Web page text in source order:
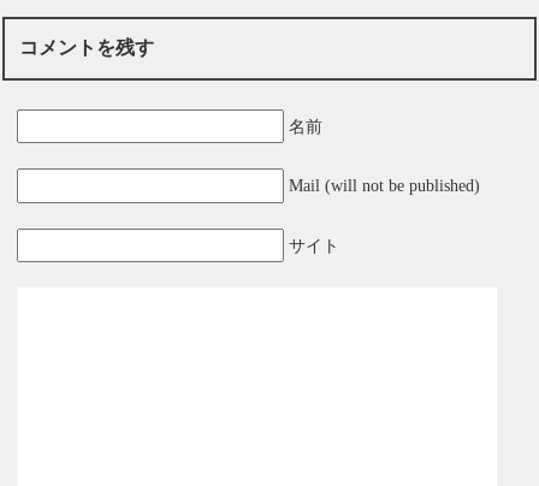
コメントを残す
名前
Mail (will not be published)
サイト